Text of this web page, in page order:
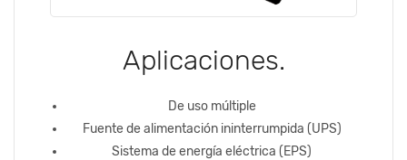
Aplicaciones.
De uso múltiple
Fuente de alimentación ininterrumpida (UPS)
Sistema de energía eléctrica (EPS)